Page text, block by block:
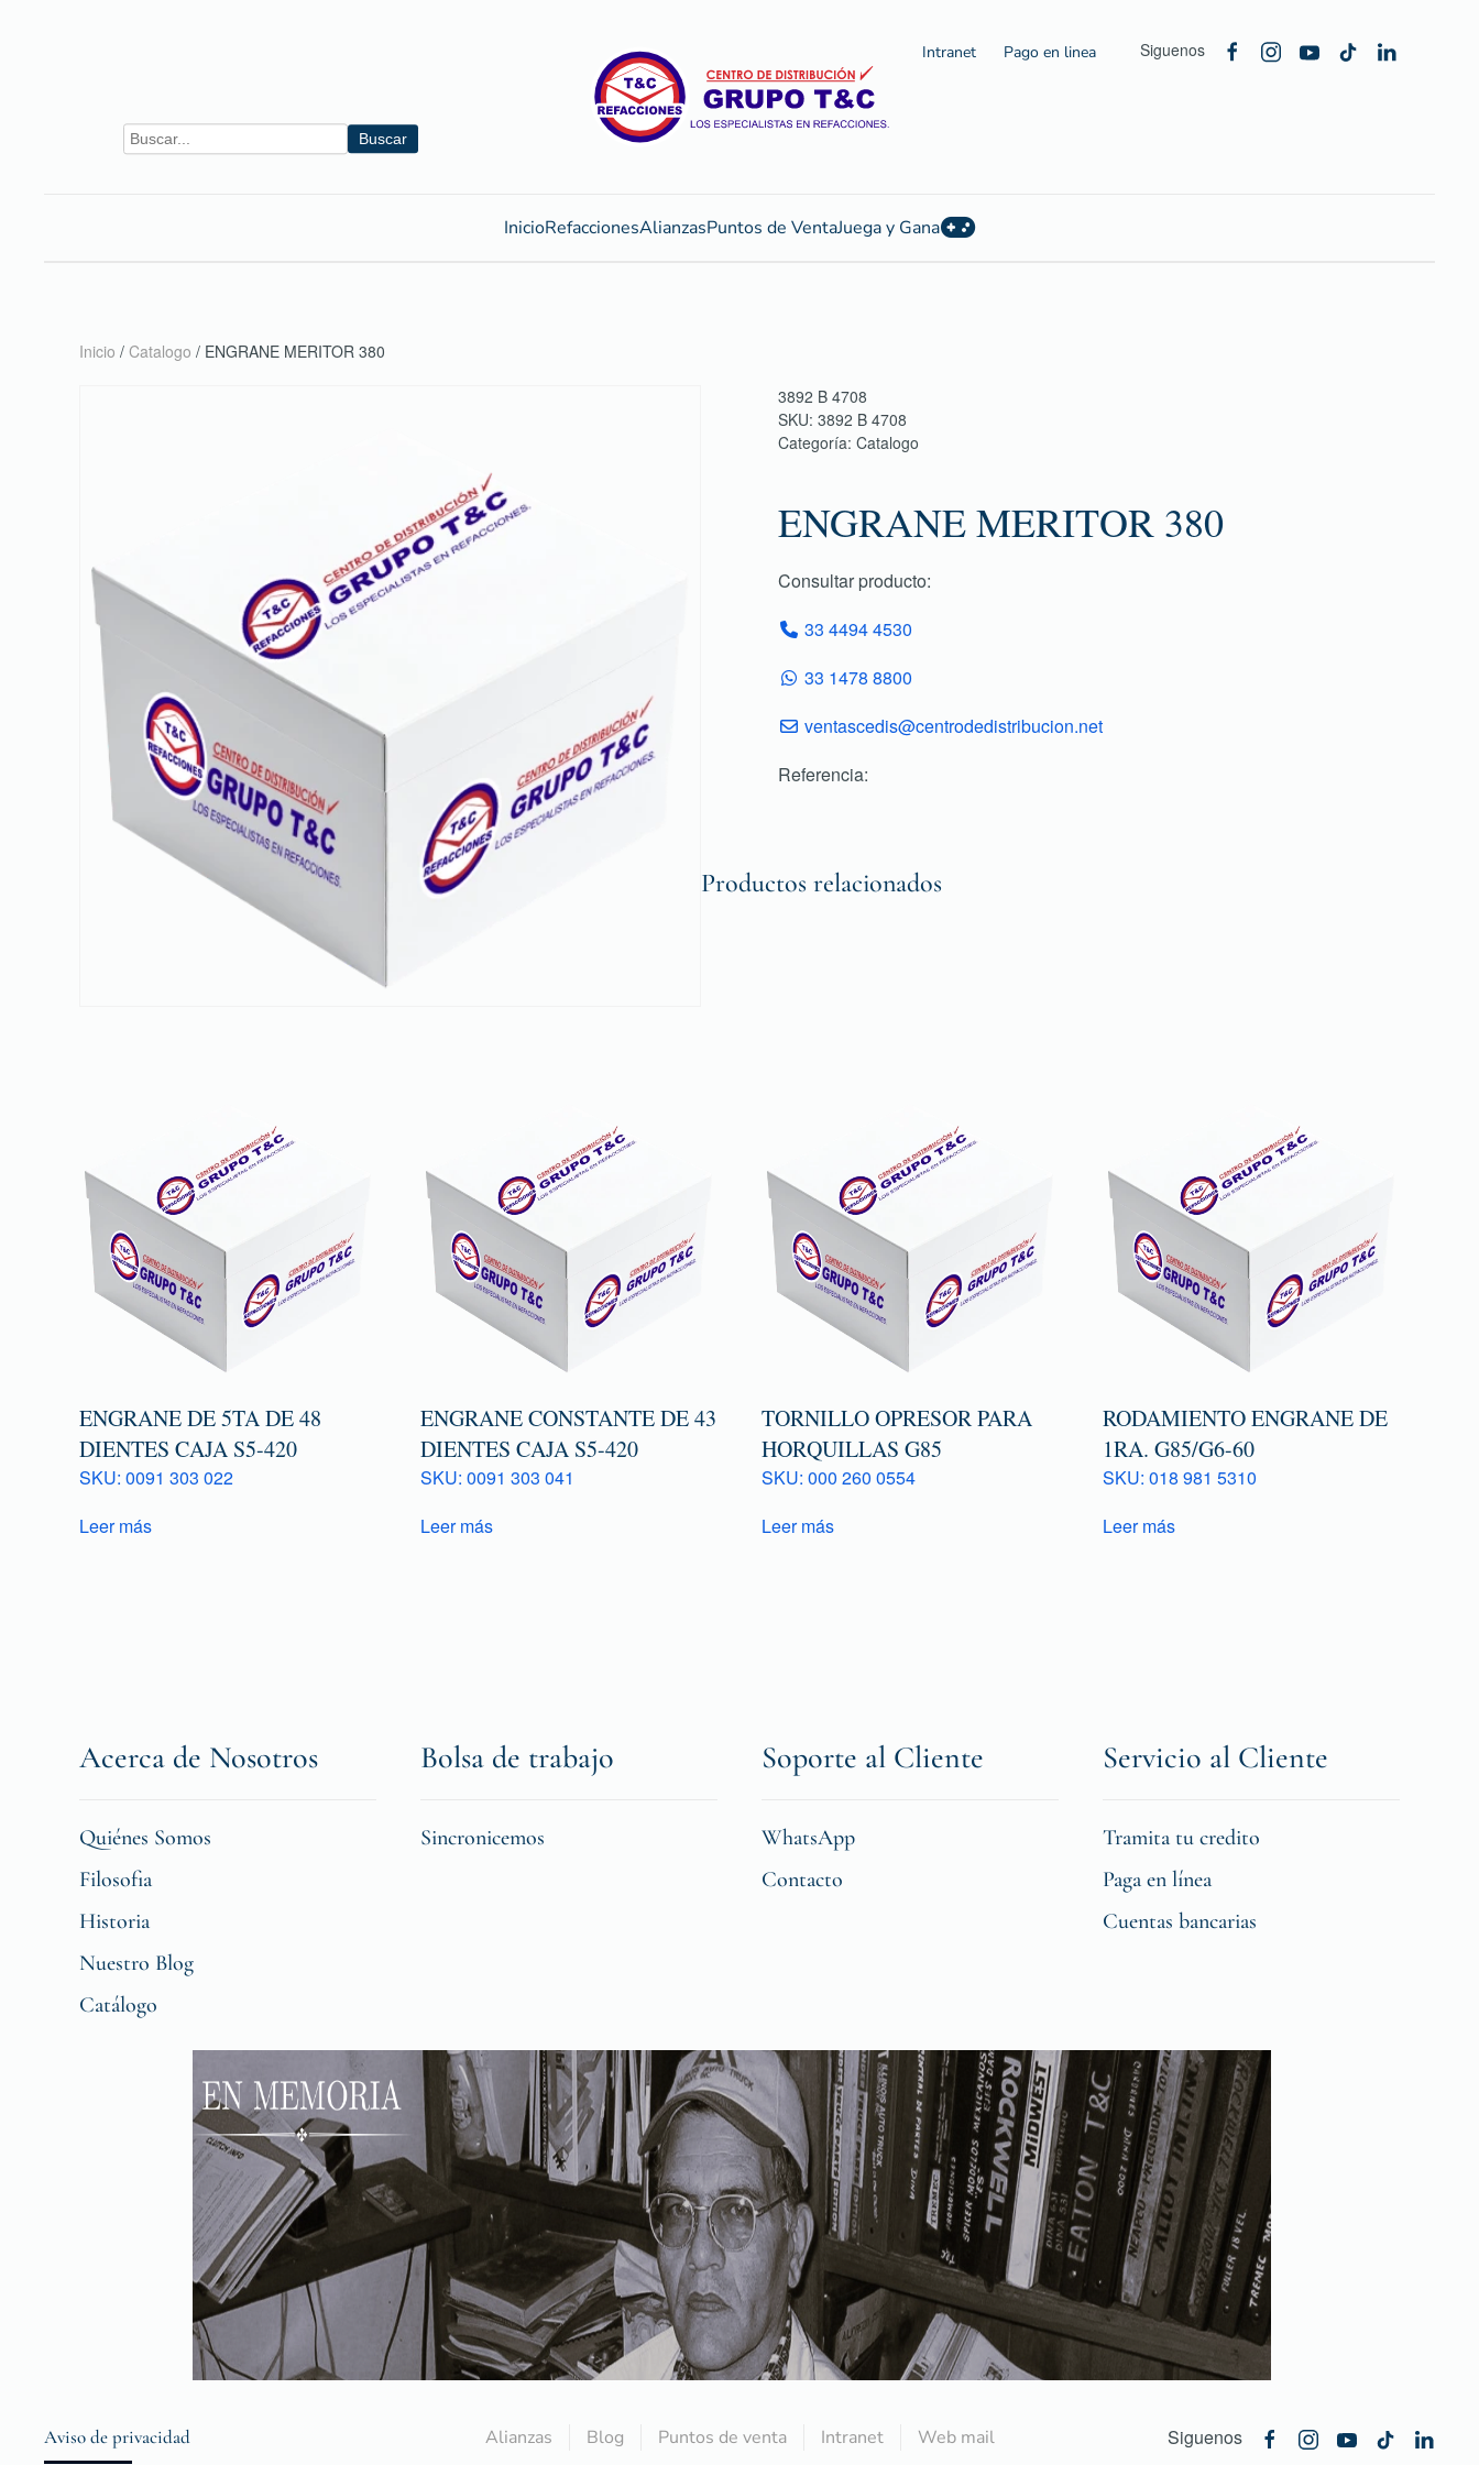
Buscar
Intranet Pago en linea Siguenos
InicioRefaccionesAlianzasPuntos de VentaJuega y Gana
Inicio / Catalogo / ENGRANE MERITOR 380
3892 B 4708
SKU: 3892 B 4708
Categoría: Catalogo
ENGRANE MERITOR 380
Consultar producto:
33 4494 4530
33 1478 8800
ventascedis@centrodedistribucion.net
Referencia:
Productos relacionados
ENGRANE DE 5TA DE 48
DIENTES CAJA S5-420
SKU: 0091 303 022
Leer más
ENGRANE CONSTANTE DE 43
DIENTES CAJA S5-420
SKU: 0091 303 041
Leer más
TORNILLO OPRESOR PARA
HORQUILLAS G85
SKU: 000 260 0554
Leer más
RODAMIENTO ENGRANE DE
1RA. G85/G6-60
SKU: 018 981 5310
Leer más
Acerca de Nosotros
Quiénes Somos
Filosofia
Historia
Nuestro Blog
Catálogo
Bolsa de trabajo
Sincronicemos
Soporte al Cliente
WhatsApp
Contacto
Servicio al Cliente
Tramita tu credito
Paga en línea
Cuentas bancarias
Aviso de privacidad Alianzas Blog Puntos de venta Intranet Web mail Siguenos